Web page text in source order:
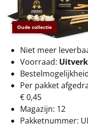
€100 en hoger
Alle
Thema
Origineel
Rituals
Luxe
Oude collectie
Niet meer
Voorraad:
Per pakket
€ 0,45
Magazijn: 12
Pakketnummer: